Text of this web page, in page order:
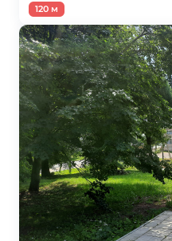
120 м